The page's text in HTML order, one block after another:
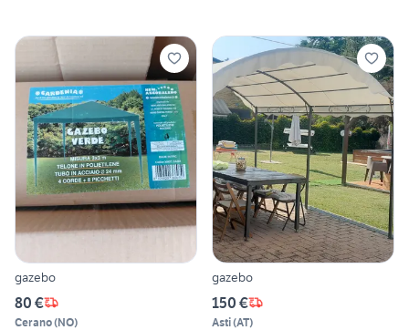
gazebo
80 €
Cerano(NO)
gazebo
150 €
Asti(AT)